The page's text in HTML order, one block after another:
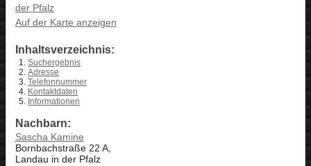
der Pfalz
Auf der Karte anzeigen
Inhaltsverzeichnis:
Suchergebnis
Adresse
Telefonnummer
Kontaktdaten
Informationen
Nachbarn:
Sascha Kamine
Bornbachstraße 22 A,
Landau in der Pfalz